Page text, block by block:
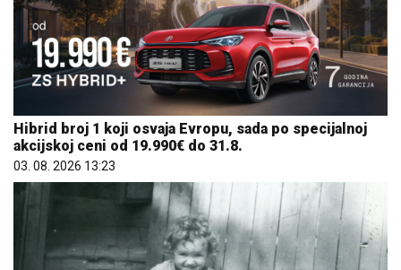
Hibrid broj 1 koji osvaja Evropu, sada po specijalnoj
akcijskoj ceni od 19.990€ do 31.8.
03. 08. 2026 13:23